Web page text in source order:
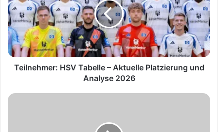
–
Aktuelle
Platzierung
und
Analyse
2026
Teilnehmer: HSV Tabelle – Aktuelle Platzierung und
Analyse 2026
Christian